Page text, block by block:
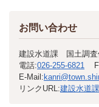
お問い合わせ
建設水道課 国土調査
電話:026-255-6821
E-Mail:
リンクURL:建設水道